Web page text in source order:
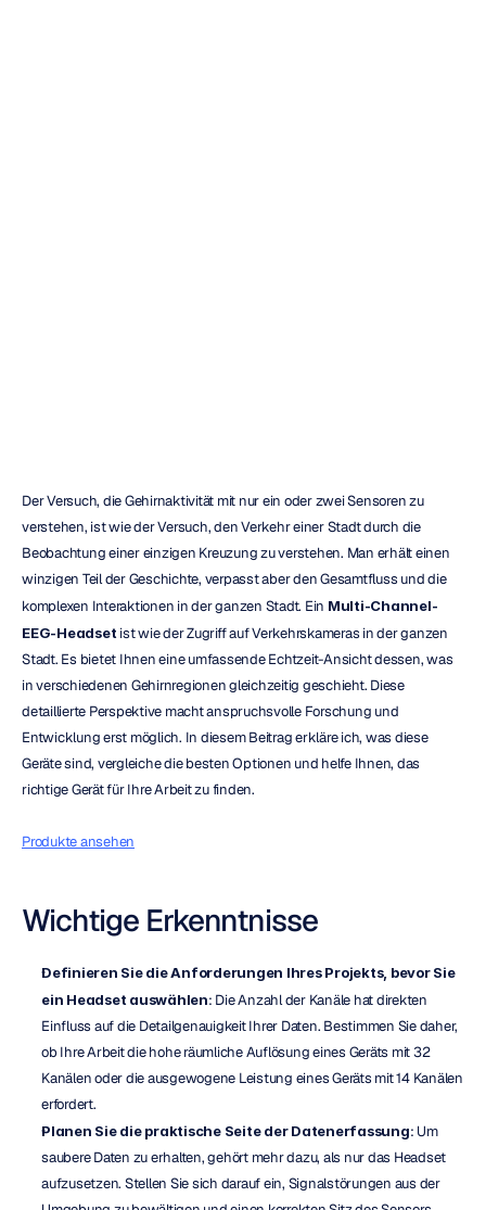
Der Versuch, die Gehirnaktivität mit nur ein oder zwei Sensoren zu
verstehen, ist wie der Versuch, den Verkehr einer Stadt durch die
Beobachtung einer einzigen Kreuzung zu verstehen. Man erhält einen
winzigen Teil der Geschichte, verpasst aber den Gesamtfluss und die
komplexen Interaktionen in der ganzen Stadt. Ein Multi-Channel-
EEG-Headset ist wie der Zugriff auf Verkehrskameras in der ganzen
Stadt. Es bietet Ihnen eine umfassende Echtzeit-Ansicht dessen, was
in verschiedenen Gehirnregionen gleichzeitig geschieht. Diese
detaillierte Perspektive macht anspruchsvolle Forschung und
Entwicklung erst möglich. In diesem Beitrag erkläre ich, was diese
Geräte sind, vergleiche die besten Optionen und helfe Ihnen, das
richtige Gerät für Ihre Arbeit zu finden.
Produkte ansehen
Wichtige Erkenntnisse
Definieren Sie die Anforderungen Ihres Projekts, bevor Sie
ein Headset auswählen: Die Anzahl der Kanäle hat direkten
Einfluss auf die Detailgenauigkeit Ihrer Daten. Bestimmen Sie daher,
ob Ihre Arbeit die hohe räumliche Auflösung eines Geräts mit 32
Kanälen oder die ausgewogene Leistung eines Geräts mit 14 Kanälen
erfordert.
Planen Sie die praktische Seite der Datenerfassung: Um
saubere Daten zu erhalten, gehört mehr dazu, als nur das Headset
aufzusetzen. Stellen Sie sich darauf ein, Signalstörungen aus der